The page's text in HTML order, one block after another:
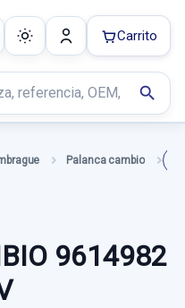
search
Carrito
Palanca cambio
9614982